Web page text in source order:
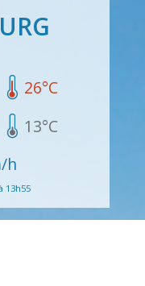
26°C
13°C
h
13h55